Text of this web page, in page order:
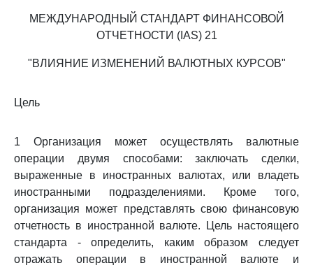
МЕЖДУНАРОДНЫЙ СТАНДАРТ ФИНАНСОВОЙ
ОТЧЕТНОСТИ (IAS) 21
"ВЛИЯНИЕ ИЗМЕНЕНИЙ ВАЛЮТНЫХ КУРСОВ"
Цель
1 Организация может осуществлять валютные
операции двумя способами: заключать сделки,
выраженные в иностранных валютах, или владеть
иностранными подразделениями. Кроме того,
организация может представлять свою финансовую
отчетность в иностранной валюте. Цель настоящего
стандарта - определить, каким образом следует
отражать операции в иностранной валюте и